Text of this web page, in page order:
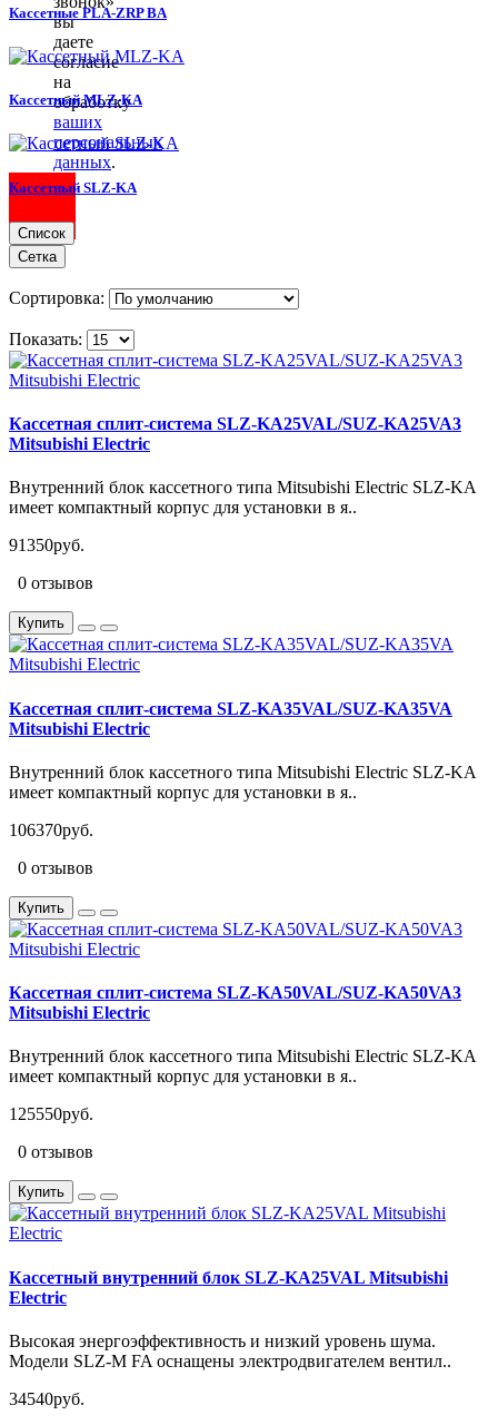
вы
даете
согласие
на
обработку
ваших
персональных
данных.
Кассетные PLA-ZRP BA
Кассетный MLZ-KA
Кассетный SLZ-KA
Список
Сетка
Сортировка:
Показать:
Кассетная сплит-система SLZ-KA25VAL/SUZ-KA25VA3
Mitsubishi Electric
Внутренний блок кассетного типа Mitsubishi Electric SLZ-KA
имеет компактный корпус для установки в я..
91350руб.
0 отзывов
Купить
Кассетная сплит-система SLZ-KA35VAL/SUZ-KA35VA
Mitsubishi Electric
Внутренний блок кассетного типа Mitsubishi Electric SLZ-KA
имеет компактный корпус для установки в я..
106370руб.
0 отзывов
Купить
Кассетная сплит-система SLZ-KA50VAL/SUZ-KA50VA3
Mitsubishi Electric
Внутренний блок кассетного типа Mitsubishi Electric SLZ-KA
имеет компактный корпус для установки в я..
125550руб.
0 отзывов
Купить
Кассетный внутренний блок SLZ-KA25VAL Mitsubishi
Electric
Высокая энергоэффективность и низкий уровень шума.
Модели SLZ-M FA оснащены электродвигателем вентил..
34540руб.